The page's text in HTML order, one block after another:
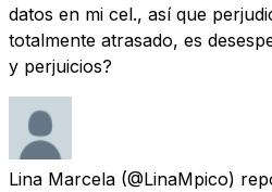
datos en mi cel., así que
totalmente atrasado, es
y perjuicios?
Lina Marcela (@LinaMpico)